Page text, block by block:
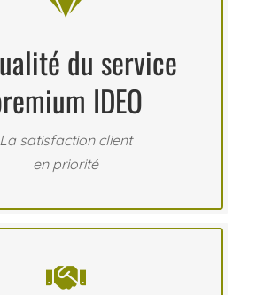
du service
IDEO
La satisfaction client
en priorité
